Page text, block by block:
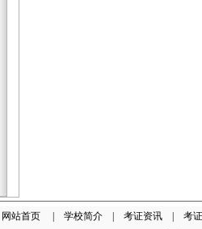
网站首页| 学校简介| 考证资讯| 考